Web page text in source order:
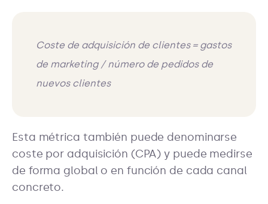
Coste de adquisición de clientes = gastos
de marketing / número de pedidos de
nuevos clientes
Esta métrica también puede denominarse
coste por adquisición (CPA) y puede medirse
de forma global o en función de cada canal
concreto.